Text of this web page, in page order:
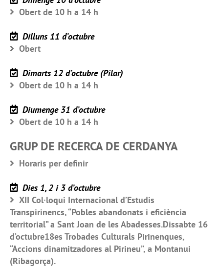
Obert de 10 h a 14 h
Dilluns 11 d’octubre
Obert
Dimarts 12 d’octubre (Pilar)
Obert de 10 h a 14 h
Diumenge 31 d’octubre
Obert de 10 h a 14 h
GRUP DE RECERCA DE CERDANYA
Horaris per definir
Dies 1, 2 i 3 d’octubre
XII Col·loqui Internacional d’Estudis
Transpirinencs, “Pobles abandonats i eficiència
territorial” a Sant Joan de les Abadesses.Dissabte 16
d’octubre18es Trobades Culturals Pirinenques,
“Accions dinamitzadores al Pirineu”, a Montanui
(Ribagorça).